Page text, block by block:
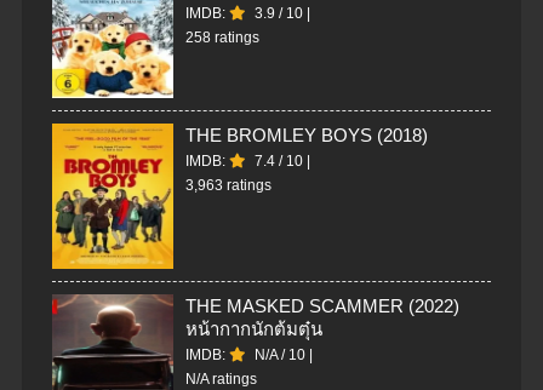
IMDB: 3.9 / 10
258 ratings
THE BROMLEY BOYS (2018)
IMDB: 7.4 / 10
3,963 ratings
THE MASKED SCAMMER (2022)
หน้ากากนักต้มตุ๋น
IMDB: N/A/ 10
N/A ratings